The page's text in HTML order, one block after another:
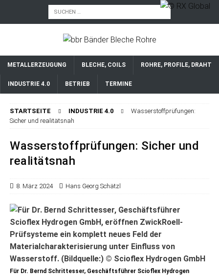
METALLERZEUGUNG BLECHE, COILS ROHRE, PROFILE, DRAHT
INDUSTRIE 4.0 BETRIEB TERMINE
STARTSEITE INDUSTRIE 4.0
Wasserstoffprüfungen:
Sicher und realitätsnah
Wasserstoffprüfungen: Sicher und
realitätsnah
8. März 2024 Hans Georg Schätzl
Für Dr. Bernd Schrittesser, Geschäftsführer Scioflex Hydrogen